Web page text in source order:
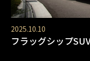
2025.10.10
フラッグシップ